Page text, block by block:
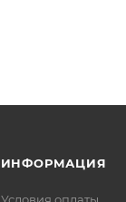
ИНФОРМАЦИЯ